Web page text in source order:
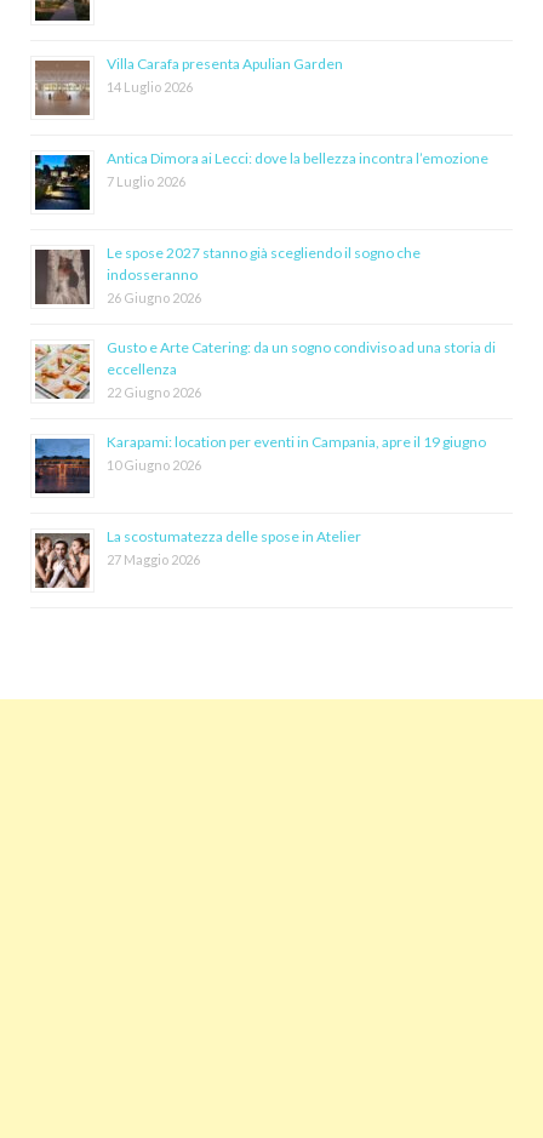
Villa Carafa presenta Apulian Garden
14 Luglio 2026
Antica Dimora ai Lecci: dove la bellezza incontra l’emozione
7 Luglio 2026
Le spose 2027 stanno già scegliendo il sogno che
indosseranno
26 Giugno 2026
Gusto e Arte Catering: da un sogno condiviso ad una storia di
eccellenza
22 Giugno 2026
Karapami: location per eventi in Campania, apre il 19 giugno
10 Giugno 2026
La scostumatezza delle spose in Atelier
27 Maggio 2026